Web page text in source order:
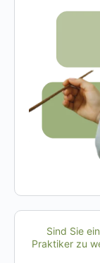
Sind Sie
Praktiker zu